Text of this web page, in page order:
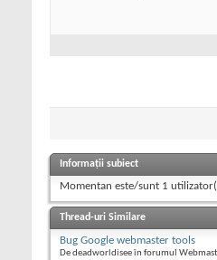
Informații subiect
Momentan este/sunt 1
Thread-uri Similare
Bug Google webmaster tools
De deadworldisee în forumul